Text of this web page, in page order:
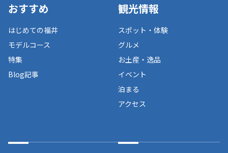
おすすめ
はじめての福井
モデルコース
特集
Blog記事
観光情報
スポット・体験
グルメ
お土産・逸品
イベント
泊まる
アクセス